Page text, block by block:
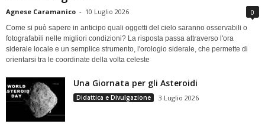
Agnese Caramanico - 10 Luglio 2026 0
Come si può sapere in anticipo quali oggetti del cielo saranno osservabili o
fotografabili nelle migliori condizioni? La risposta passa attraverso l'ora
siderale locale e un semplice strumento, l'orologio siderale, che permette di
orientarsi tra le coordinate della volta celeste
Una Giornata per gli Asteroidi
Didattica e Divulgazione 3 Luglio 2026